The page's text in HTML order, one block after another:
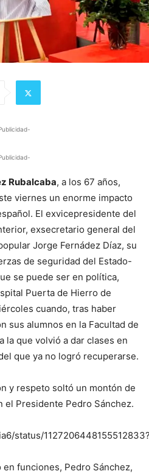
Rubalcaba, a los 67 años,
viernes un enorme impacto
El exvicepresidente del
exsecretario general del
Jorge Fernádez Díaz, su
de seguridad del Estado-
se puede ser en política,
Puerta de Hierro de
cuando, tras haber
sus alumnos en la Facultad de
la que volvió a dar clases en
que ya no logró recuperarse.
y respeto soltó un montón de
el Presidente Pedro Sánchez.
status/
funciones, Pedro Sánchez,